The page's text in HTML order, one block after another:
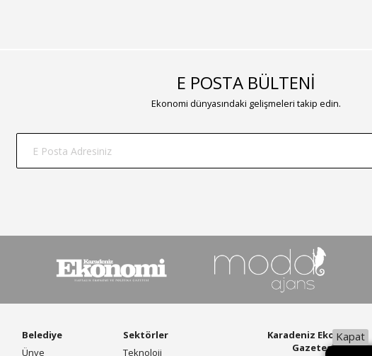
E POSTA BÜLTENİ
Ekonomi dünyasındaki gelişmeleri takip edin.
Belediye
Ünye
Sektörler
Teknoloji
Karadeniz Ekonomi
Gazetesi
Kapat